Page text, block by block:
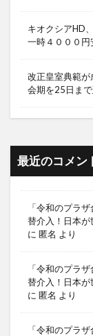
キオクシアHD
一時４０００
改正皇室典範
会期を25日ま
最近のコメン
「令和のプラ
替介入！日本
に 匿名 より
「令和のプラ
替介入！日本
に 匿名 より
「令和のプラ